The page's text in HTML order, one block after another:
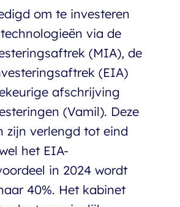
om te investeren
via de
(MIA), de
(EIA)
afschrijving
(Vamil). Deze
zijn verlengd tot eind
het EIA-
in 2024 wordt
40%. Het kabinet